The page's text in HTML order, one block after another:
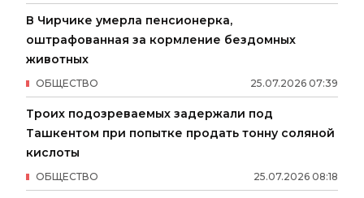
В Чирчике умерла пенсионерка,
оштрафованная за кормление бездомных
животных
25.07.2026 07:39
ОБЩЕСТВО
Троих подозреваемых задержали под
Ташкентом при попытке продать тонну соляной
кислоты
25.07.2026 08:18
ОБЩЕСТВО